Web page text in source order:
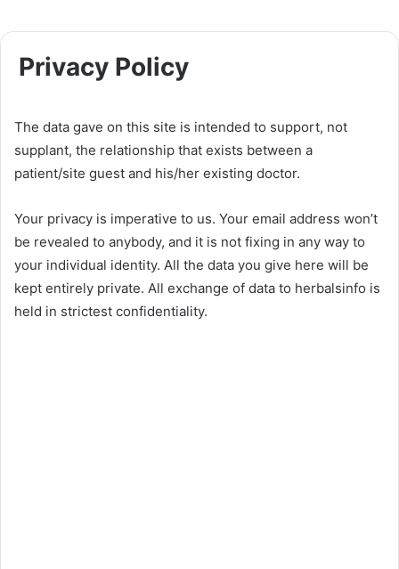
Privacy Policy
The data gave on this site is intended to support, not
supplant, the relationship that exists between a
patient/site guest and his/her existing doctor.
Your privacy is imperative to us. Your email address won’t
be revealed to anybody, and it is not fixing in any way to
your individual identity. All the data you give here will be
kept entirely private. All exchange of data to herbalsinfo is
held in strictest confidentiality.